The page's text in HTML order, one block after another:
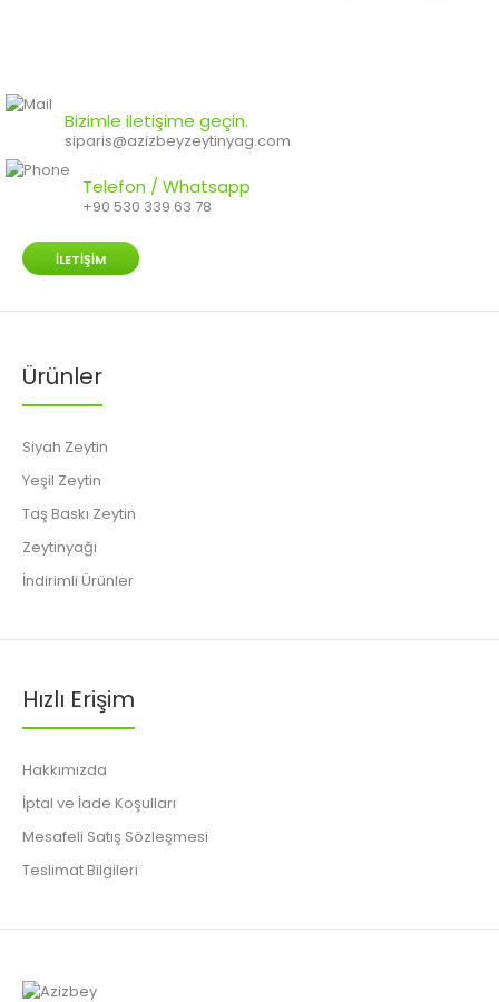
Bizimle iletişime geçin.
siparis@azizbeyzeytinyag.com
Telefon / Whatsapp
+90 530 339 63 78
İLETIŞIM
Ürünler
Siyah Zeytin
Yeşil Zeytin
Taş Baskı Zeytin
Zeytinyağı
İndirimli Ürünler
Hızlı Erişim
Hakkımızda
İptal ve İade Koşulları
Mesafeli Satış Sözleşmesi
Teslimat Bilgileri